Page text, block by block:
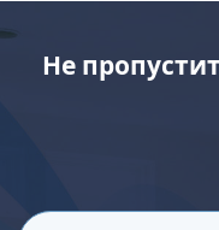
Не